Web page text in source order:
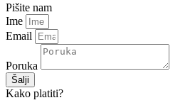
Pišite nam
Ime
Email
Poruka
Šalji
Kako platiti?